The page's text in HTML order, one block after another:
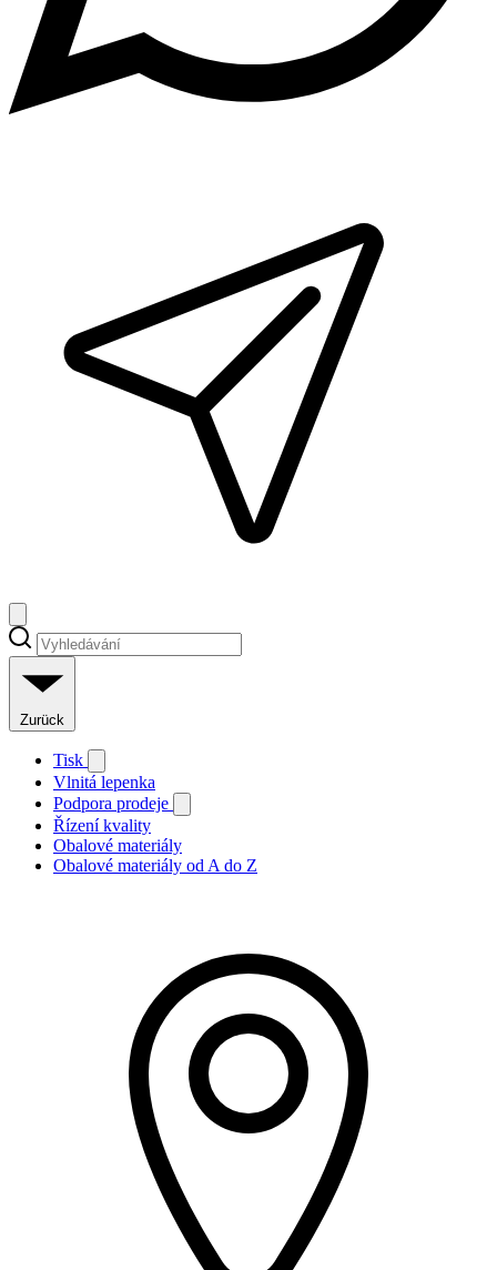
Zurück
Tisk
Vlnitá lepenka
Podpora prodeje
Řízení kvality
Obalové materiály
Obalové materiály od A do Z